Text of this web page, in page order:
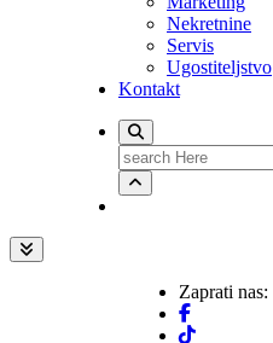
Nekretnine
Servis
Ugostiteljstvo
Kontakt
Search
for:
Zaprati nas: